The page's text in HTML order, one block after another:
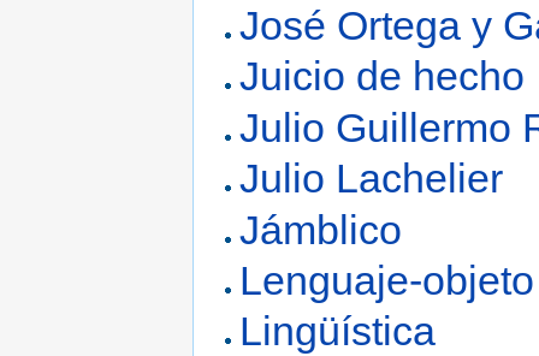
José Ortega y
Juicio de hecho
Julio Guillermo
Julio Lachelier
Jámblico
Lenguaje-objeto
Lingüística